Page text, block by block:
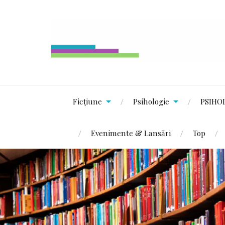
Ficțiune Psihologie
Evenimente & Lansări Top